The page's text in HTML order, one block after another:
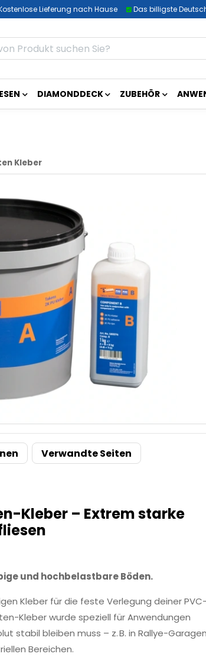
Lieferung nach Hause Das billigste
DIAMONDDECK ZUBEHÖR
Kleber
Verwandte Seiten
Kleber – Extrem starke
und hochbelastbare Böden.
Kleber für die feste Verlegung deiner PVC-
Kleber wurde speziell für Anwendungen
stabil bleiben muss – z. B. in Rallye-
Bereichen.